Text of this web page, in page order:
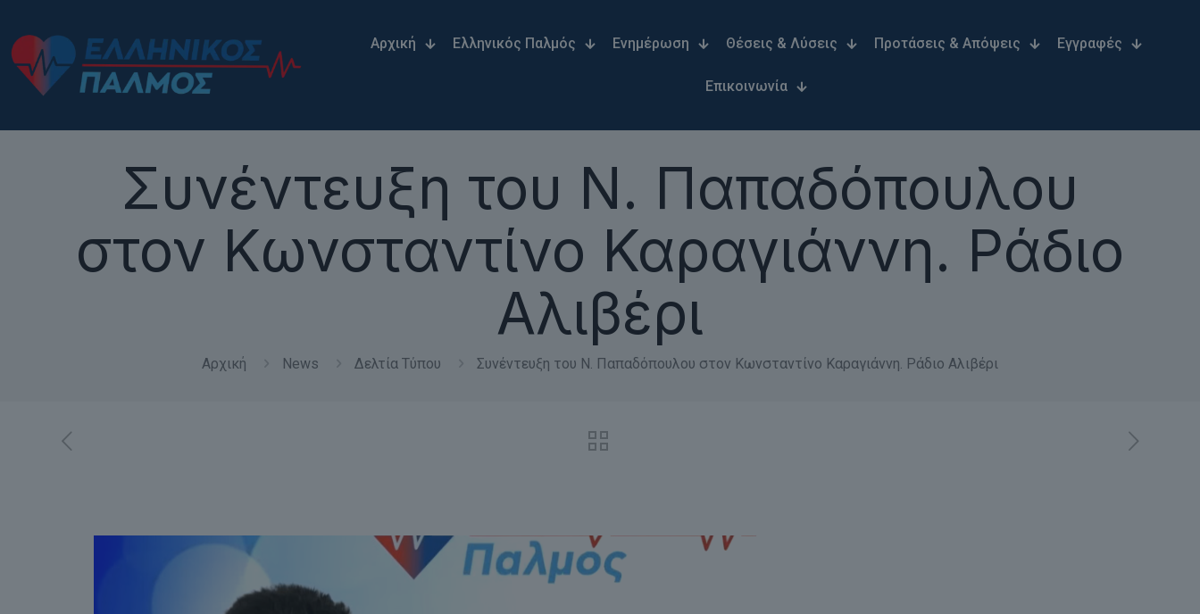
Αρχική Ελληνικός Παλμός Ενημέρωση Θέσεις & Λύσεις Προτάσεις & Απόψεις Εγγραφές
Επικοινωνία
Συνέντευξη του Ν. Παπαδόπουλου
στον Κωνσταντίνο Καραγιάννη. Ράδιο
Αλιβέρι
Αρχική News Δελτία Τύπου Συνέντευξη του Ν. Παπαδόπουλου στον Κωνσταντίνο Καραγιάννη. Ράδιο Αλιβέρι